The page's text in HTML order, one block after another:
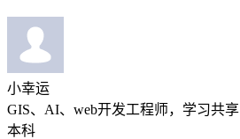
小幸运
GIS、AI、web开发工程师，学习共享
本科